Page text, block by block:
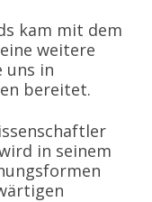
kam mit dem
weitere
uns in
bereitet.
in seinem